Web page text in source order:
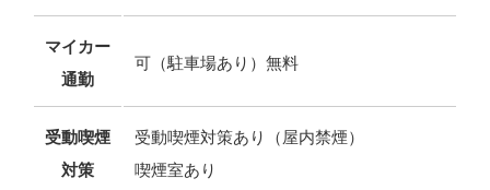
マイカー
通勤
可（駐車場あり）無料
受動喫煙
対策
受動喫煙対策あり（屋内禁煙）
喫煙室あり